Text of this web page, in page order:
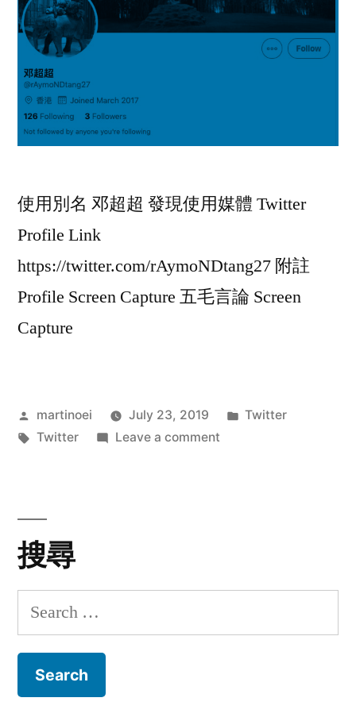
使用別名 邓超超 發現使用媒體 Twitter
Profile Link
https://twitter.com/rAymoNDtang27 附註
Profile Screen Capture 五毛言論 Screen
Capture
Posted
by
martinoei July 23, 2019
Posted
Twitter
Tags:
Twitter Leave a commenton
搜尋
Search
for: